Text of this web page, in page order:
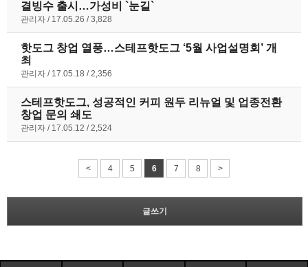
결빙수 출시…가성비 `눈길`
관리자 17.05.26 3,828
핫도그 창업 열풍…스테프핫도그 ‘5월 사업설명회’ 개
최
관리자 17.05.18 2,356
스테프핫도그, 성공적인 커피 원두 리뉴얼 및 업종전환
창업 문의 쇄도
관리자 17.05.12 2,524
< 4 5 6 7 8 >
글쓰기